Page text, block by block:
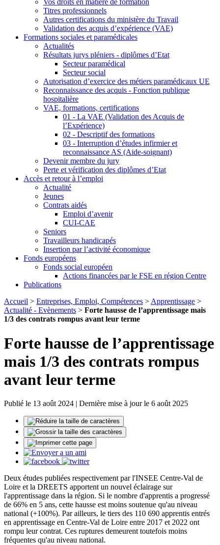
Vos droits en matière de formation
Titres professionnels
Autres certifications du ministère du Travail
Validation des acquis d’expérience (VAE)
Formations sociales et paramédicales
Actualités
Résultats jurys pléniers - diplômes d’Etat
Secteur paramédical
Secteur social
Autorisation d’exercice des métiers paramédicaux UE
Reconnaissance des acquis - Fonction publique
hospitalière
VAE, formations, certifications
01 - La VAE (Validation des Acquis de
l’Expérience)
02 - Descriptif des formations
03 - Interruption d’études infirmier et
reconnaissance AS (Aide-soignant)
Devenir membre du jury
Perte et vérification des diplômes d’Etat
Accès et retour à l’emploi
Actualité
Jeunes
Contrats aidés
Emploi d’avenir
CUI-CAE
Seniors
Travailleurs handicapés
Insertion par l’activité économique
Fonds européens
Fonds social européen
Actions financées par le FSE en région Centre
Publications
Accueil > Entreprises, Emploi, Compétences >Apprentissage >
Actualité - Evènements > Forte hausse de l’apprentissage mais
1/3 des contrats rompus avant leur terme
Forte hausse de l’apprentissage
mais 1/3 des contrats rompus
avant leur terme
Publié le 13 août 2024 | Dernière mise à jour le 6 août 2025
Deux études publiées respectivement par l'INSEE Centre-Val de
Loire et la DREETS apportent un nouvel éclairage sur
l'apprentissage dans la région. Si le nombre d'apprentis a progressé
de 66% en 5 ans, cette hausse est moins soutenue qu'au niveau
national (+100%). Par ailleurs, le tiers des 110 690 apprentis entrés
en apprentissage en Centre-Val de Loire entre 2017 et 2022 ont
rompu leur contrat. Ces ruptures demeurent toutefois moins
fréquentes qu'au niveau national.